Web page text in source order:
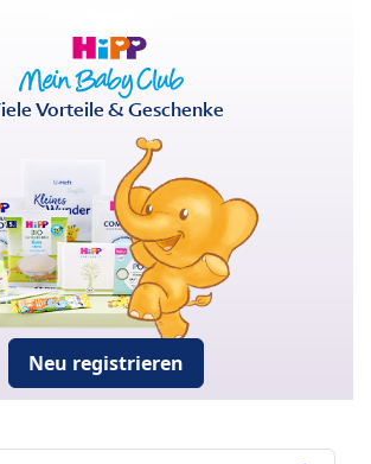
Vorteile & Geschenke
Neu registrieren